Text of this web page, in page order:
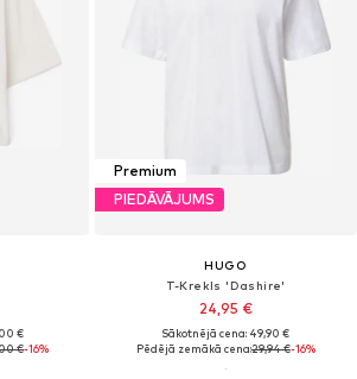
€
€-16%
Premium
PIEDĀVĀJUMS
HUGO
T-Krekls 'Dashire'
24,95 €
Sākotnējā cena: 49,90 €
Pēdējā zemākā cena:29,94 €-16%